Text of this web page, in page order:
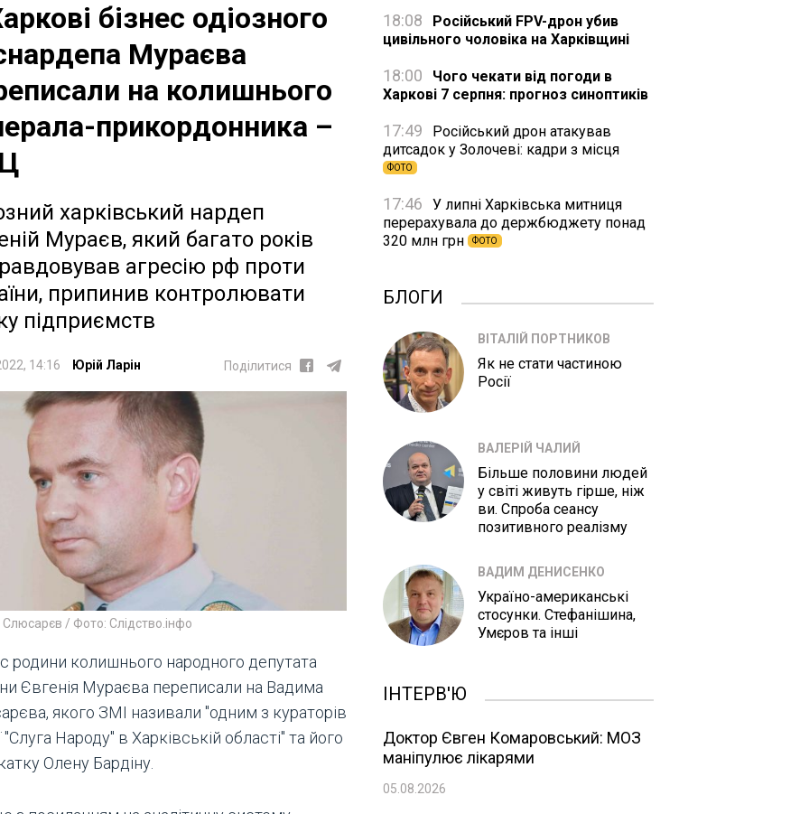
бізнес одіозного
Мураєва
на колишнього
прикордонника –
харківський нардеп
Мураєв, який багато років
агресію рф проти
припинив контролювати
підприємств
14:16 Юрій Ларін Поділитися
/ Фото: Слідство.інфо
родини колишнього народного депутата
Євгенія Мураєва переписали на Вадима
якого ЗМІ називали "одним з кураторів
"Слуга Народу" в Харківській області" та його
Олену Бардіну.
18:08
Російський FPV-дрон убив
цивільного чоловіка на Харківщині
18:00
Чого чекати від погоди в
Харкові 7 серпня: прогноз синоптиків
17:49
Російський дрон атакував
дитсадок у Золочеві: кадри з місця
ФОТО
17:46
У липні Харківська митниця
перерахувала до держбюджету понад
320 млн грн
ФОТО
БЛОГИ
ВІТАЛІЙ ПОРТНИКОВ
Як не стати частиною
Росії
ВАЛЕРІЙ ЧАЛИЙ
Більше половини людей
у світі живуть гірше, ніж
ви. Спроба сеансу
позитивного реалізму
ВАДИМ ДЕНИСЕНКО
Україно-американські
стосунки. Стефанішина,
Умєров та інші
ІНТЕРВ'Ю
Доктор Євген Комаровський: МОЗ
маніпулює лікарями
05.08.2026